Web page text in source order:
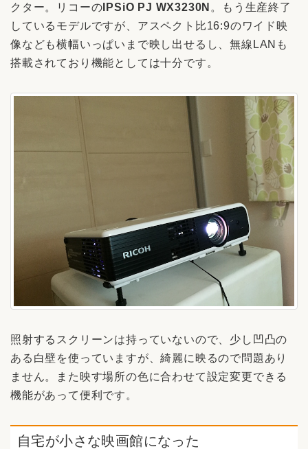
クター。リコーの IPSiO PJ WX3230N 。もう生産終了
しているモデルですが、アスペクト比16:9のワイド映
像なども横幅いっぱいまで映し出せるし、無線LANも
搭載されており機能としては十分です。
照射するスクリーンは持っていないので、少し凹凸の
ある白壁を使っていますが、綺麗に映るので問題あり
ません。また映す場所の色に合わせて設定変更できる
機能があって便利です。
自宅が小さな映画館になった